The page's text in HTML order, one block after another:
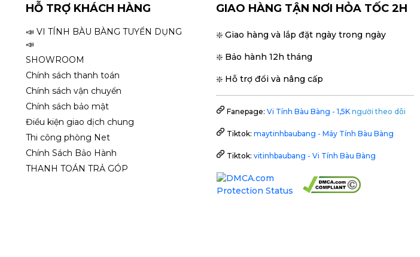
HỖ TRỢ KHÁCH HÀNG
📣 VI TÍNH BÀU BÀNG TUYỂN DỤNG
📣
SHOWROOM
Chính sách thanh toán
Chính sách vận chuyển
Chính sách bảo mật
Điều kiện giao dịch chung
Thi công phòng Net
Chính Sách Bảo Hành
THANH TOÁN TRẢ GÓP
GIAO HÀNG TẬN NƠI HỎA TỐC 2H
❇️ Giao hàng và lắp đặt ngày trong ngày
❇️ Bảo hành 12h tháng
❇️ Hỗ trợ đổi và nâng cấp
Fanepage: Vi Tính Bàu Bàng - 1,5K người theo dõi
Tiktok: maytinhbaubang - Máy Tính Bàu Bàng
Tiktok: vitinhbaubang - Vi Tính Bàu Bàng